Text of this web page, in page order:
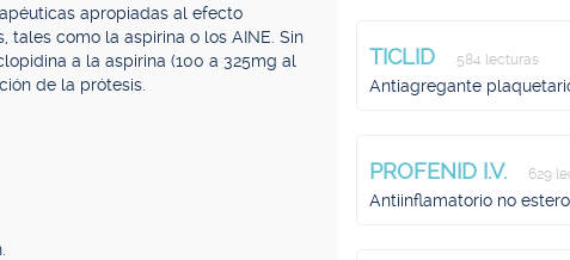
apropiadas al efecto
tales como la aspirina o los AINE. Sin
a la aspirina (100 a 325mg al
de la prótesis.
TICLID 584 lecturas
Antiagregante
PROFENID I.V. 629
Antiinflamatorio no